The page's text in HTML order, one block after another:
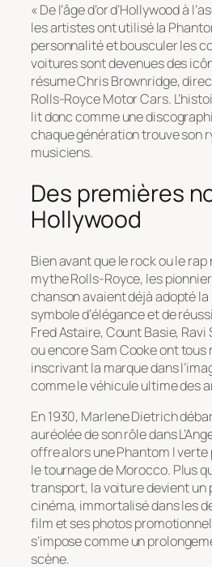
« De l’âge d’or d’Hollywood à
les artistes ont utilisé la
personnalité et bousculer les
voitures sont devenues des
résume Chris Brownridge,
Rolls-Royce Motor Cars.
lit donc comme une
chaque génération trouve son
musiciens.
Des premières
Hollywood
Bien avant que le rock ou le rap
mythe Rolls-Royce, les
chanson avaient déjà adopté
symbole d’élégance et de
Fred Astaire, Count Basie, Ravi
ou encore Sam Cooke ont tous
inscrivant la marque dans
comme le véhicule ultime des
En 1930, Marlene Dietrich
auréolée de son rôle dans
offre alors une Phantom I verte
le tournage deMorocco. Plus
transport, la voiture devient un
cinéma, immortalisé dans les
film et ses photos
s’impose comme un
scène.